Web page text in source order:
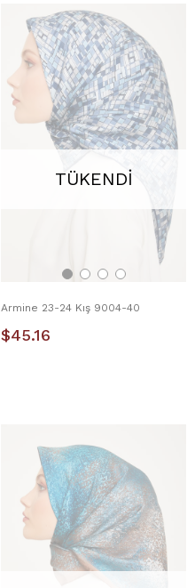
TÜKENDI
Armine 23-24 Kış 9004-40
$45.16